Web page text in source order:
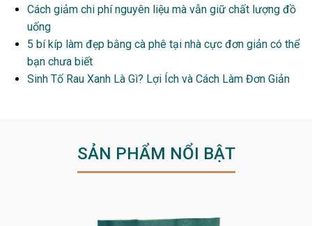
Cách giảm chi phí nguyên liệu mà vẫn giữ chất lượng đồ
uống
5 bí kíp làm đẹp bằng cà phê tại nhà cực đơn giản có thể
bạn chưa biết
Sinh Tố Rau Xanh Là Gì? Lợi Ích và Cách Làm Đơn Giản
SẢN PHẨM NỔI BẬT